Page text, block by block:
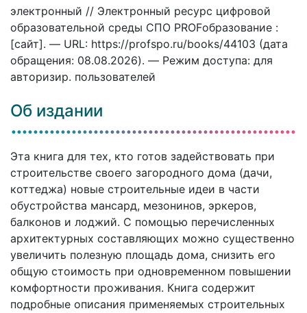
электронный // Электронный ресурс цифровой
образовательной среды СПО PROFобразование :
[сайт]. — URL: https://profspo.ru/books/44103 (дата
обращения: 08.08.2026). — Режим доступа: для
авторизир. пользователей
Об издании
Эта книга для тех, кто готов задействовать при
строительстве своего загородного дома (дачи,
коттеджа) новые строительные идеи в части
обустройства мансард, мезонинов, эркеров,
балконов и лоджий. С помощью перечисленных
архитектурных составляющих можно существенно
увеличить полезную площадь дома, снизить его
общую стоимость при одновременном повышении
комфортности проживания. Книга содержит
подробные описания применяемых строительных